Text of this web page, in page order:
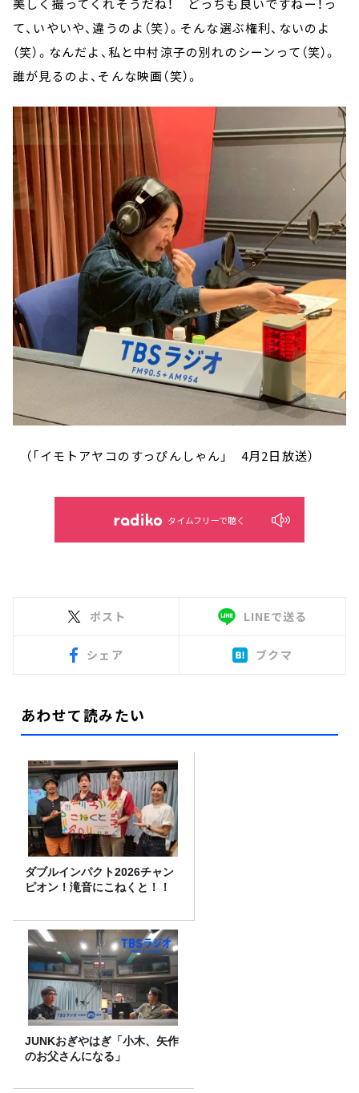
美しく撮ってくれそうだね！ どっちも良いですねー！っ
て、いやいや、違うのよ（笑）。そんな選ぶ権利、ないのよ
（笑）。なんだよ、私と中村涼子の別れのシーンって（笑）。
誰が見るのよ、そんな映画（笑）。
（「イモトアヤコのすっぴんしゃん」 4月2日放送）
タイムフリーで聴く
ポスト LINEで送る
シェア ブクマ
あわせて読みたい
ダブルインパクト2026チャン
ピオン！滝音にこねくと！！
JUNKおぎやはぎ「小木、矢作
のお父さんになる」